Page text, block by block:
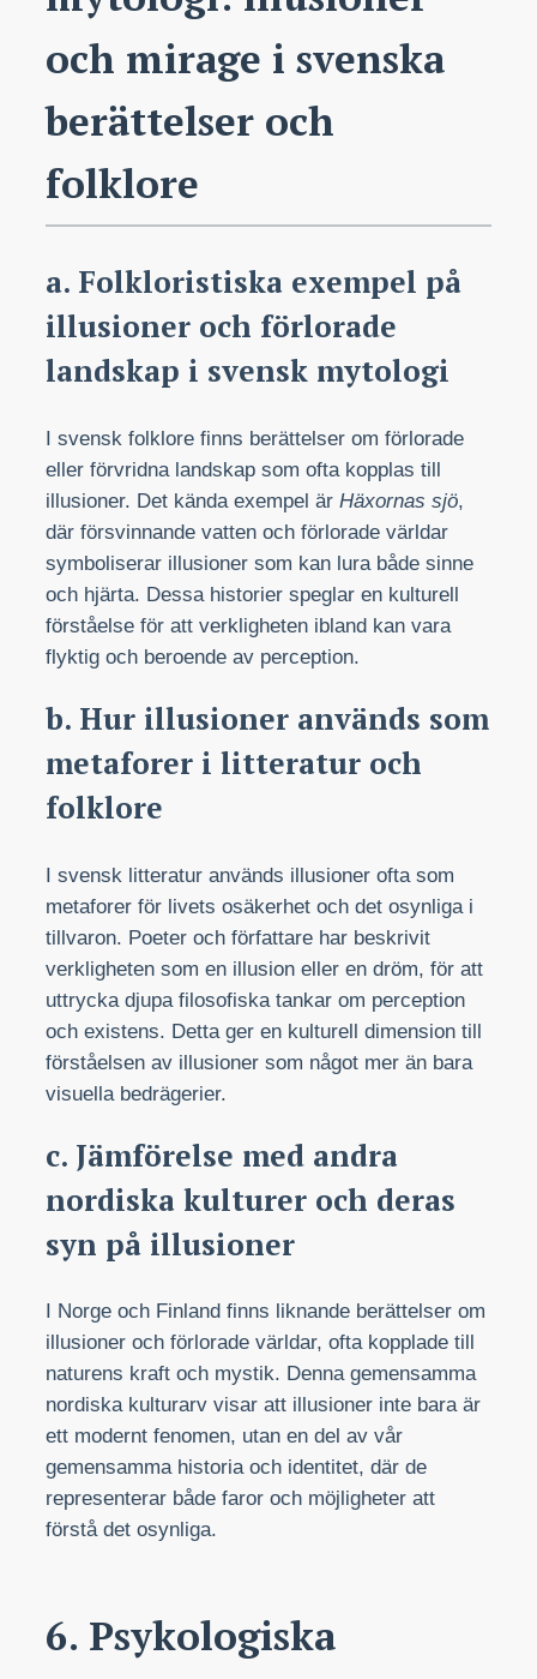
och mirage i svenska
berättelser och
folklore
a. Folkloristiska exempel på
illusioner och förlorade
landskap i svensk mytologi
I svensk folklore finns berättelser om förlorade
eller förvridna landskap som ofta kopplas till
illusioner. Det kända exempel är Häxornas sjö,
där försvinnande vatten och förlorade världar
symboliserar illusioner som kan lura både sinne
och hjärta. Dessa historier speglar en kulturell
förståelse för att verkligheten ibland kan vara
flyktig och beroende av perception.
b. Hur illusioner används som
metaforer i litteratur och
folklore
I svensk litteratur används illusioner ofta som
metaforer för livets osäkerhet och det osynliga i
tillvaron. Poeter och författare har beskrivit
verkligheten som en illusion eller en dröm, för att
uttrycka djupa filosofiska tankar om perception
och existens. Detta ger en kulturell dimension till
förståelsen av illusioner som något mer än bara
visuella bedrägerier.
c. Jämförelse med andra
nordiska kulturer och deras
syn på illusioner
I Norge och Finland finns liknande berättelser om
illusioner och förlorade världar, ofta kopplade till
naturens kraft och mystik. Denna gemensamma
nordiska kulturarv visar att illusioner inte bara är
ett modernt fenomen, utan en del av vår
gemensamma historia och identitet, där de
representerar både faror och möjligheter att
förstå det osynliga.
6. Psykologiska